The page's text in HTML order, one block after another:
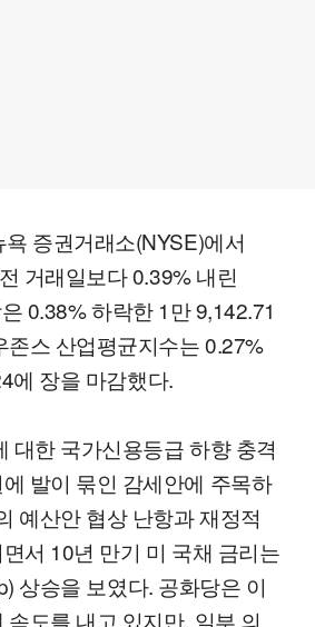
증권거래소(NYSE)에서
거래일보다 0.39% 내린
0.38% 하락한 1만 9,142.71
존스 산업평균지수는 0.27%
에 장을 마감했다.
대한 국가신용등급 하향 충격
발이 묶인 감세안에 주목하
예산안 협상 난항과 재정적
서 10년 만기 미 국채 금리는
상승을 보였다. 공화당은 이
속도를 내고 있지만, 일부 의